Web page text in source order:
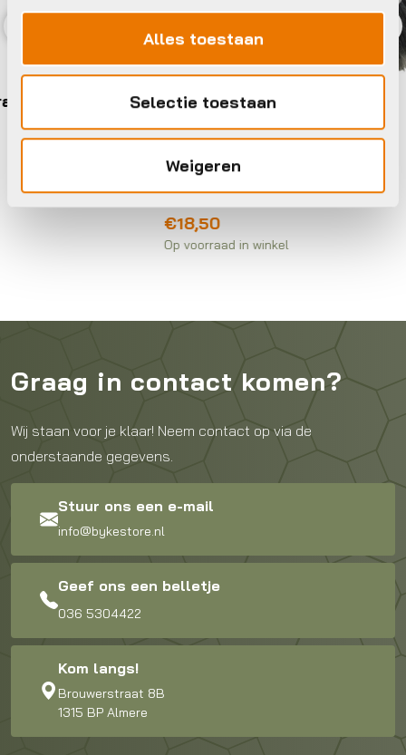
Alles toestaan
Selectie toestaan
Weigeren
Smeer-, poets- en
Muc Off Muc-off soft washing
brush zachte borstel
Op voorraad in winkel
Muc
Op
Graag in contact komen?
Wij staan voor je klaar! Neem contact op via de
onderstaande gegevens.
Stuur ons een e-mail
info@bykestore.nl
Geef ons een belletje
036 5304422
Kom langs!
Brouwerstraat 8B
1315 BP Almere